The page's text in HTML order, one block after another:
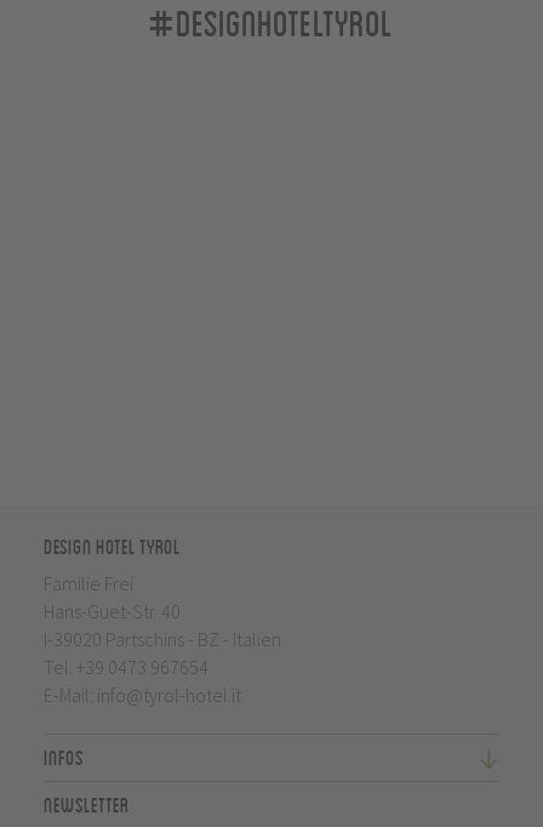
#designhoteltyrol
Design Hotel Tyrol
Familie Frei
Hans-Guet-Str. 40
I-39020 Partschins - BZ - Italien
Tel. +39 0473 967654
E-Mail: info@tyrol-hotel.it
Infos
Newsletter